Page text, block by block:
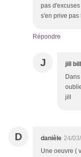
pas
s'en prive pas
Répondre
J jill bill
jill
D danièle 24/
Une oeuvre (